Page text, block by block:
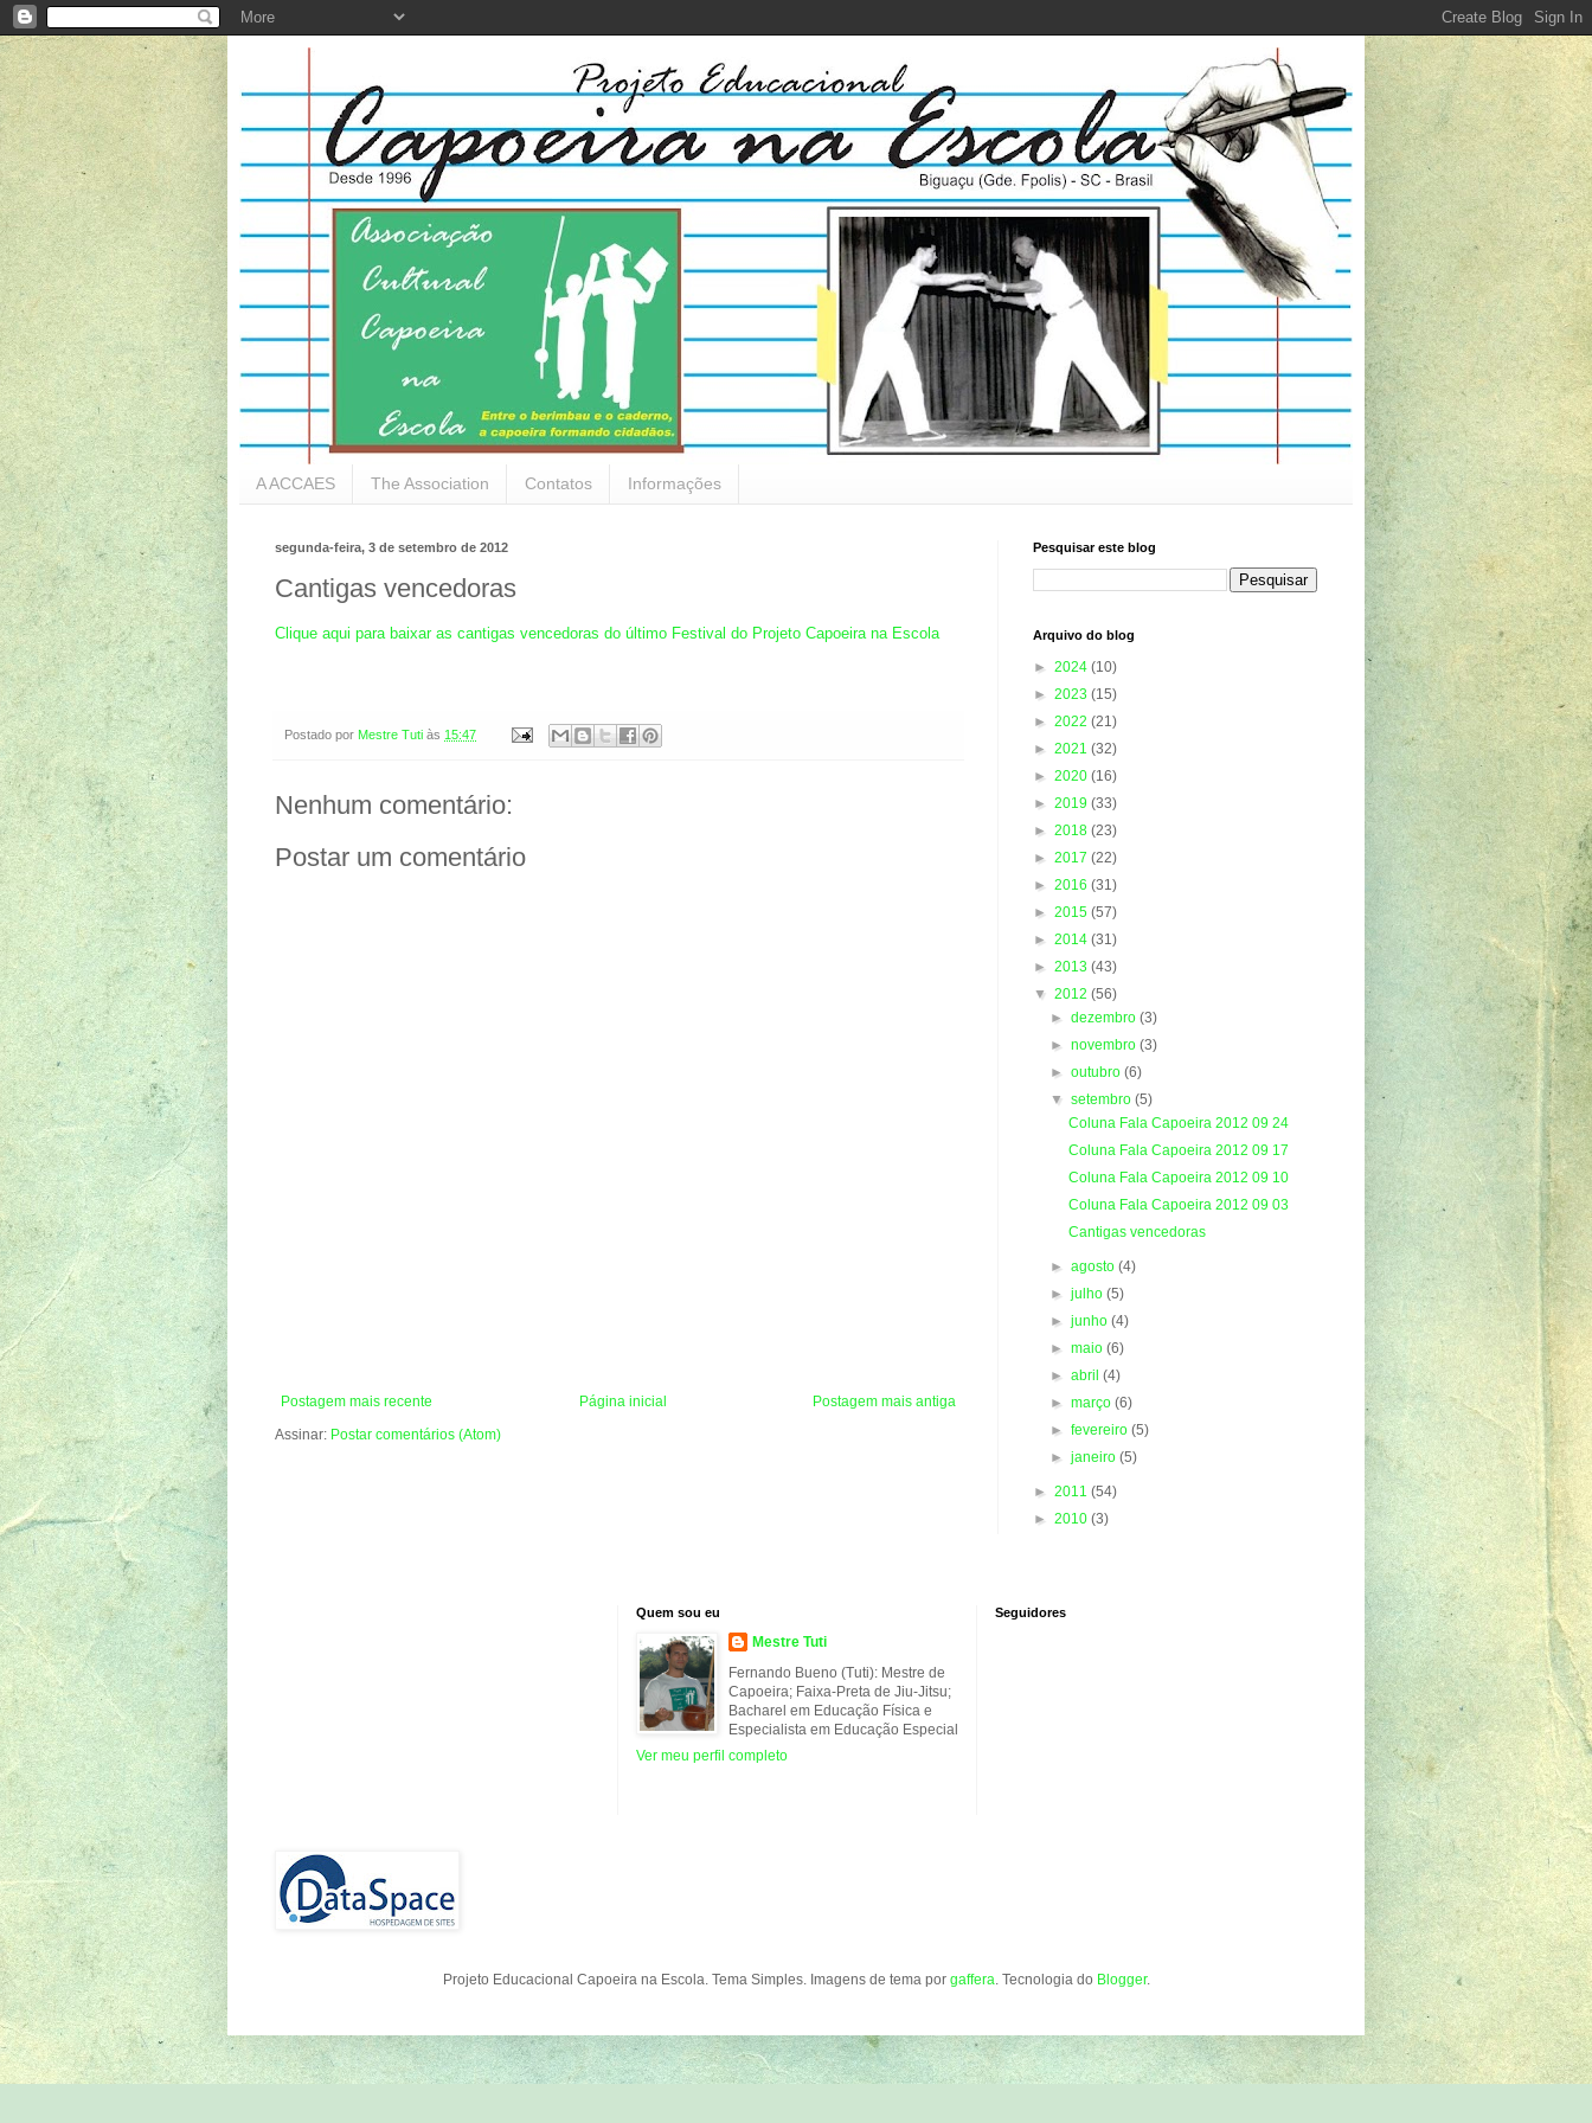
A ACCAES The Association Contatos Informações
segunda-feira, 3 de setembro de 2012
Cantigas vencedoras
Clique aqui para baixar as cantigas vencedoras do último Festival do Projeto Capoeira na Escola
Postado por Mestre Tuti às 15:47
Nenhum comentário:
Postar um comentário
Postagem mais recente Postagem mais antiga
Página inicial
Assinar: Postar comentários (Atom)
Pesquisar este blog
Arquivo do blog
► 2024 (10)
► 2023 (15)
► 2022 (21)
► 2021 (32)
► 2020 (16)
► 2019 (33)
► 2018 (23)
► 2017 (22)
► 2016 (31)
► 2015 (57)
► 2014 (31)
► 2013 (43)
▼ 2012 (56)
►dezembro(3)
►novembro(3)
►outubro(6)
▼setembro(5)
Coluna Fala Capoeira 2012 09 24
Coluna Fala Capoeira 2012 09 17
Coluna Fala Capoeira 2012 09 10
Coluna Fala Capoeira 2012 09 03
Cantigas vencedoras
►agosto(4)
►julho(5)
►junho(4)
►maio(6)
►abril(4)
►março(6)
►fevereiro(5)
►janeiro(5)
► 2011 (54)
► 2010 (3)
Quem sou eu
Mestre Tuti
Fernando Bueno (Tuti): Mestre de
Capoeira; Faixa-Preta de Jiu-Jitsu;
Bacharel em Educação Física e
Especialista em Educação Especial
Ver meu perfil completo
Seguidores
Projeto Educacional Capoeira na Escola. Tema Simples. Imagens de tema por gaffera . Tecnologia do Blogger.